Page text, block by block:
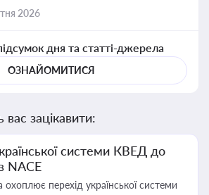
2026
дня та статті-джерела
ОЗНАЙОМИТИСЯ
зацікавити:
системи КВЕД до
NACE
охоплює перехід української системи